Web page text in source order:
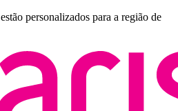
estão personalizados para a região de